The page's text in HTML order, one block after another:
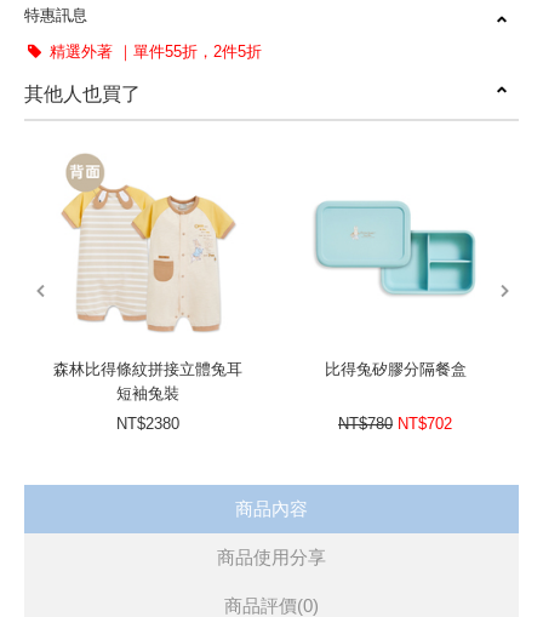
特惠訊息
精選外著 ｜單件55折，2件5折
其他人也買了
森林比得條紋拼接立體兔耳
短袖兔裝
NT$2380
比得兔矽膠分隔餐盒
NT$780 NT$702
商品內容
商品使用分享
商品評價(0)